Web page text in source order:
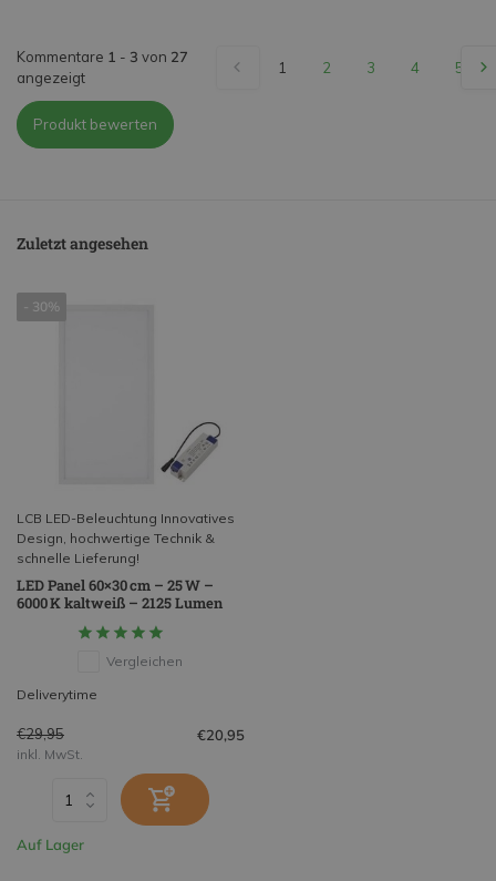
Kommentare 1 - 3 von 27
angezeigt
1 2 3 4 5
Produkt bewerten
Zuletzt angesehen
- 30%
LCB LED-Beleuchtung Innovatives
Design, hochwertige Technik &
schnelle Lieferung!
LED Panel 60×30 cm – 25 W –
6000 K kaltweiß – 2125 Lumen
Vergleichen
Deliverytime
€29,95 €20,95
inkl. MwSt.
Auf Lager